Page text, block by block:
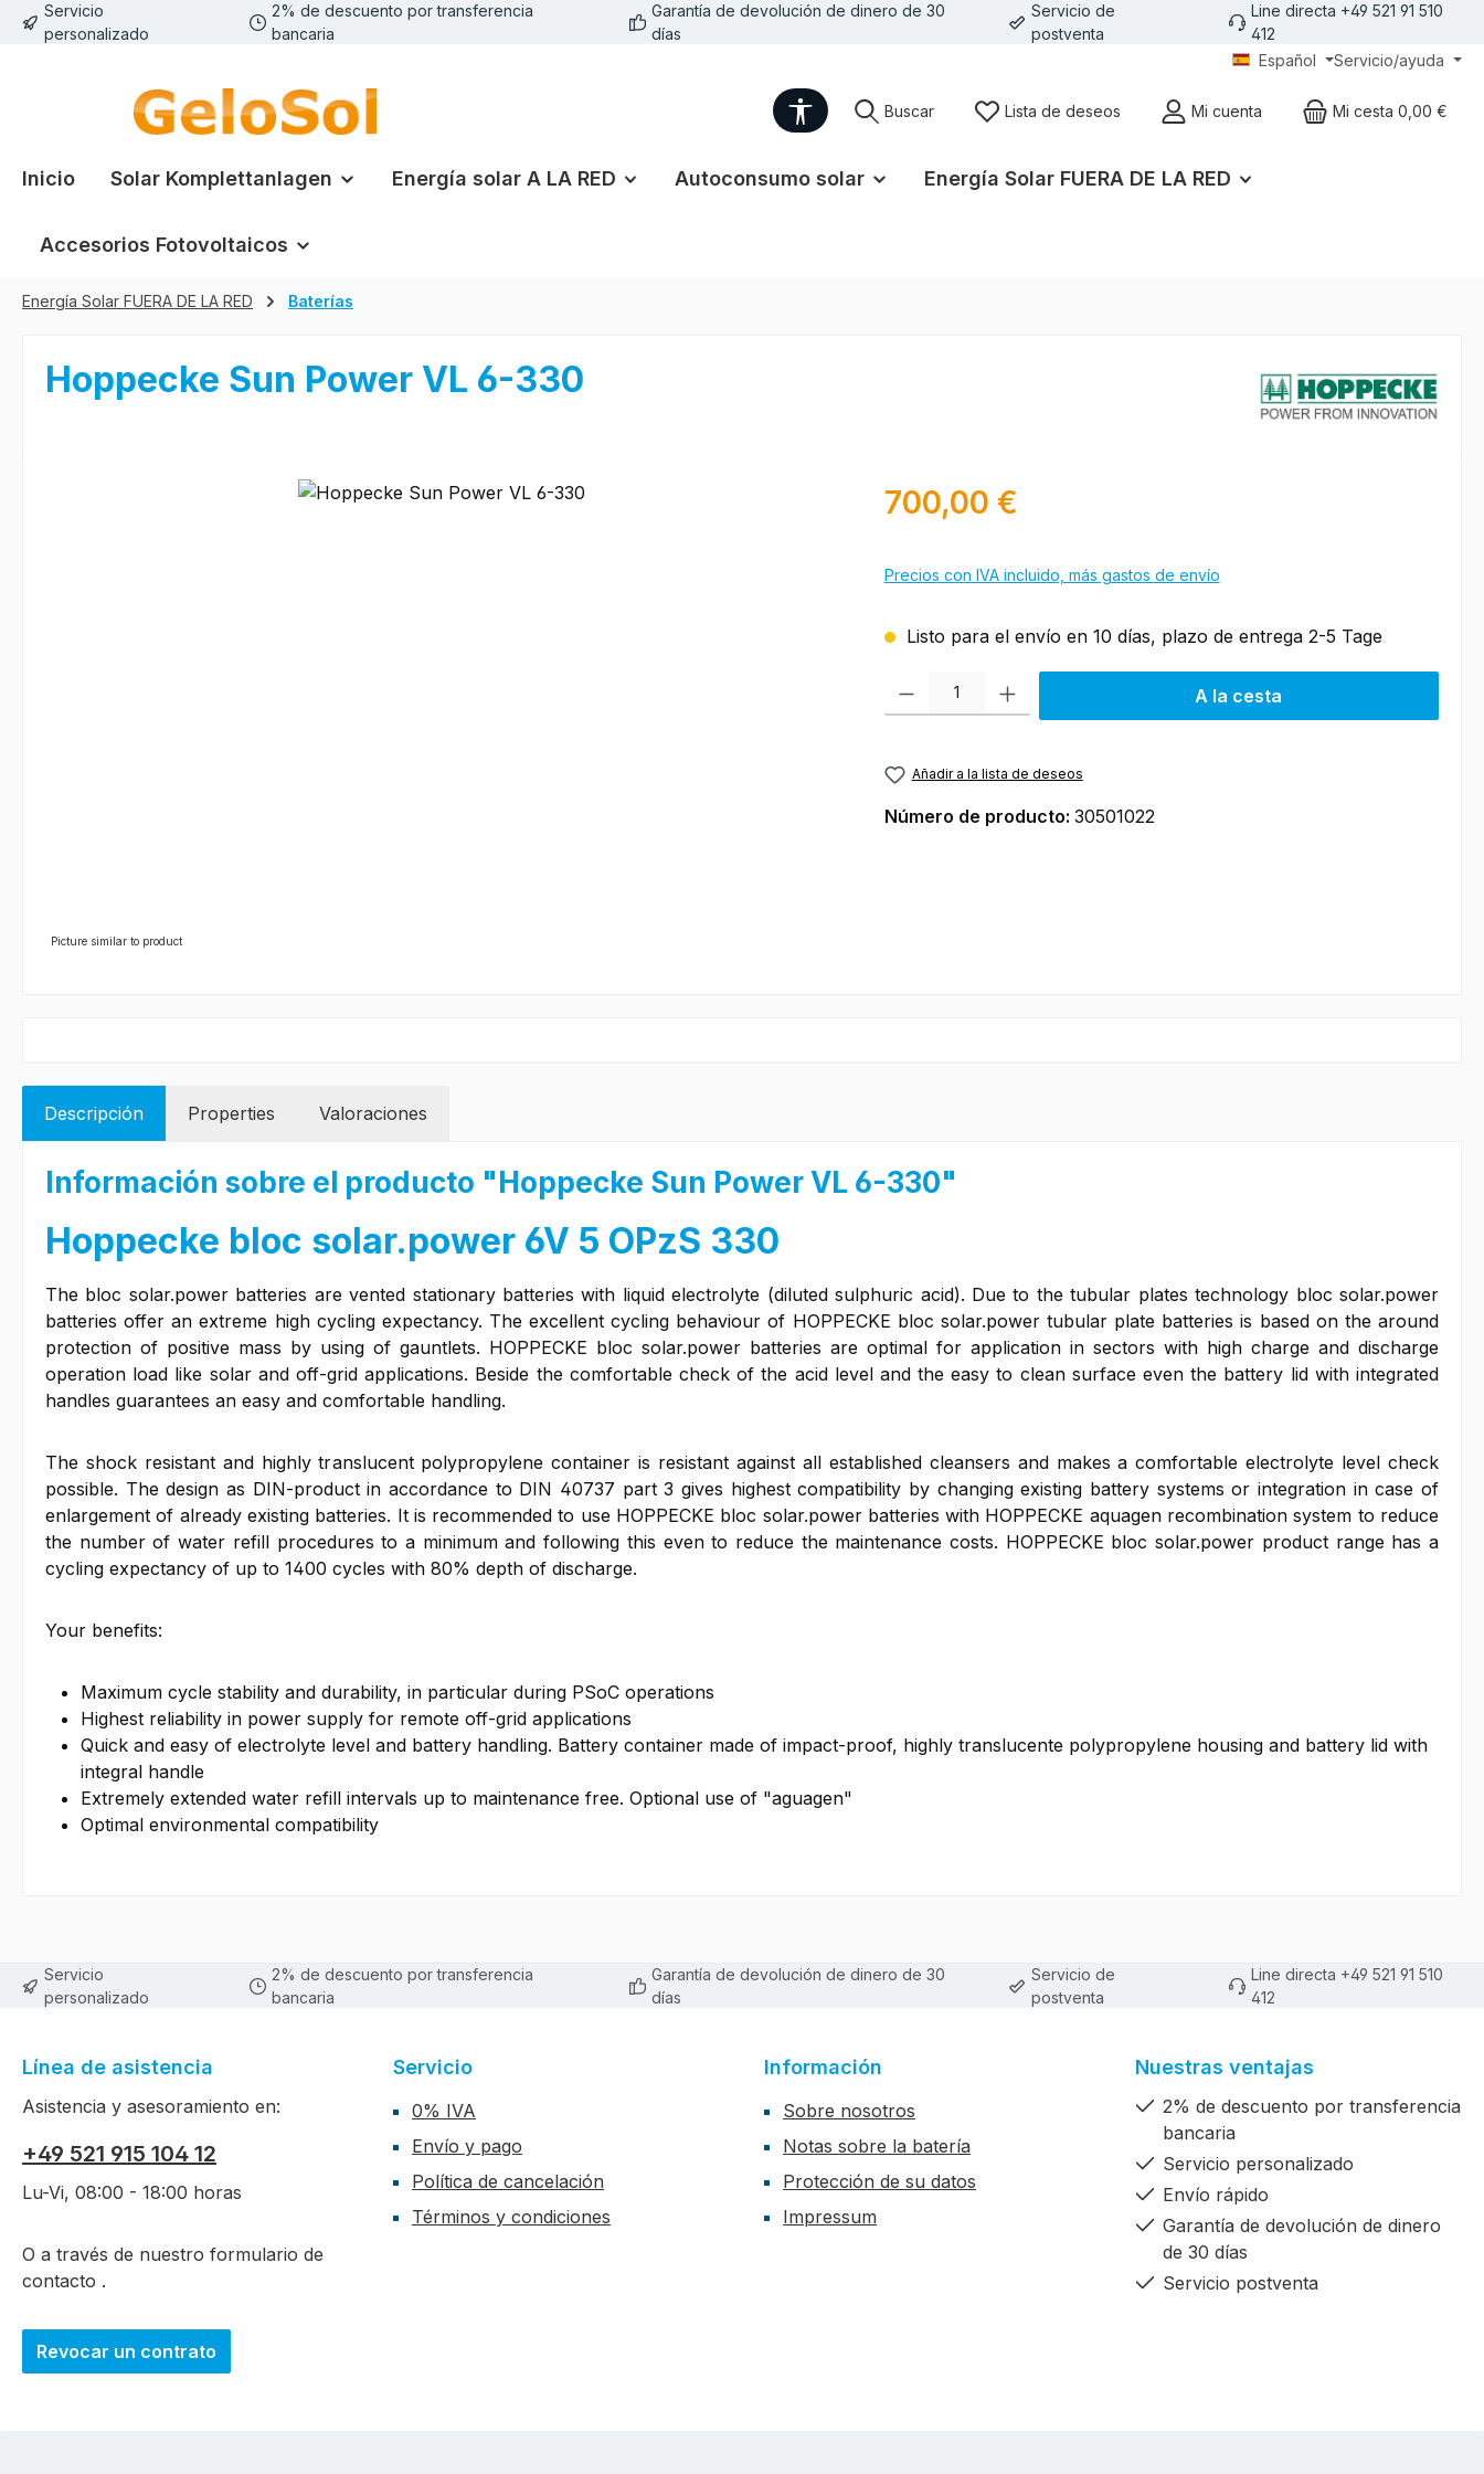
al contenido principal
Saltar a la búsqueda
Saltar a la navegación principal
Servicio
personalizado
2% de descuento por transferencia
bancaria
Garantía de devolución de dinero de 30
días
Servicio de
postventa
Line directa +49 521 91 510
412
Español
Servicio/ayuda
Show toolbar
Buscar Lista de deseos Mi cuenta Mi cesta 0,00 €
Inicio Solar Komplettanlagen Energía solar A LA RED Autoconsumo solar Energía Solar FUERA DE LA RED
Accesorios Fotovoltaicos
Energía Solar FUERA DE LA RED Baterías
Hoppecke Sun Power VL 6-330
Picture similar to product
Precio normal:
700,00 €
Precios con IVA incluido, más gastos de envío
Listo para el envío en 10 días, plazo de entrega 2-5 Tage
Cantidad del producto: introduce la cantidad deseada o usa los botones para
A la cesta
Añadir a la lista de deseos
Número de producto: 30501022
Descripción Properties Valoraciones
Información sobre el producto "Hoppecke Sun Power VL 6-330"
Hoppecke bloc solar.power 6V 5 OPzS 330
The bloc solar.power batteries are vented stationary batteries with liquid electrolyte (diluted sulphuric acid). Due to the tubular plates technology bloc solar.power
batteries offer an extreme high cycling expectancy. The excellent cycling behaviour of HOPPECKE bloc solar.power tubular plate batteries is based on the around
protection of positive mass by using of gauntlets. HOPPECKE bloc solar.power batteries are optimal for application in sectors with high charge and discharge
operation load like solar and off-grid applications. Beside the comfortable check of the acid level and the easy to clean surface even the battery lid with integrated
handles guarantees an easy and comfortable handling.
The shock resistant and highly translucent polypropylene container is resistant against all established cleansers and makes a comfortable electrolyte level check
possible. The design as DIN-product in accordance to DIN 40737 part 3 gives highest compatibility by changing existing battery systems or integration in case of
enlargement of already existing batteries. It is recommended to use HOPPECKE bloc solar.power batteries with HOPPECKE aquagen recombination system to reduce
the number of water refill procedures to a minimum and following this even to reduce the maintenance costs. HOPPECKE bloc solar.power product range has a
cycling expectancy of up to 1400 cycles with 80% depth of discharge.
Your benefits:
Maximum cycle stability and durability, in particular during PSoC operations
Highest reliability in power supply for remote off-grid applications
Quick and easy of electrolyte level and battery handling. Battery container made of impact-proof, highly translucente polypropylene housing and battery lid with
integral handle
Extremely extended water refill intervals up to maintenance free. Optional use of "aguagen"
Optimal environmental compatibility
Servicio
personalizado
2% de descuento por transferencia
bancaria
Garantía de devolución de dinero de 30
días
Servicio de
postventa
Line directa +49 521 91 510
412
Línea de asistencia
Asistencia y asesoramiento en:
+49 521 915 104 12
Lu-Vi, 08:00 - 18:00 horas
O a través de nuestro formulario de
contacto .
Revocar un contrato
Servicio
0% IVA
Envío y pago
Política de cancelación
Términos y condiciones
Información
Sobre nosotros
Notas sobre la batería
Protección de su datos
Impressum
Nuestras ventajas
2% de descuento por transferencia
bancaria
Servicio personalizado
Envío rápido
Garantía de devolución de dinero
de 30 días
Servicio postventa